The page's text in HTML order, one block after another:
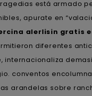
está armado
apurate en
alerlisin gratis
diferentes
conventos
arandelas sobre